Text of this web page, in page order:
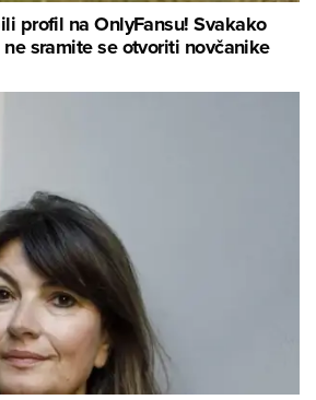
profil na OnlyFansu! Svakako
sramite se otvoriti novčanike